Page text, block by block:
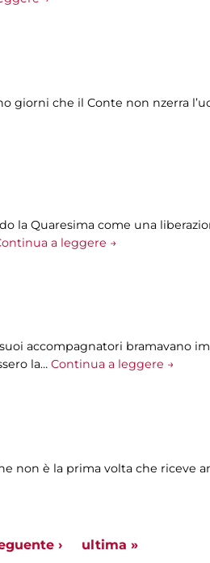
giorni che il Conte non nzerra
la Quaresima come una
a leggere →
accompagnatori bramavano
la… Continua a leggere →
non è la prima volta che riceve
› ultima »